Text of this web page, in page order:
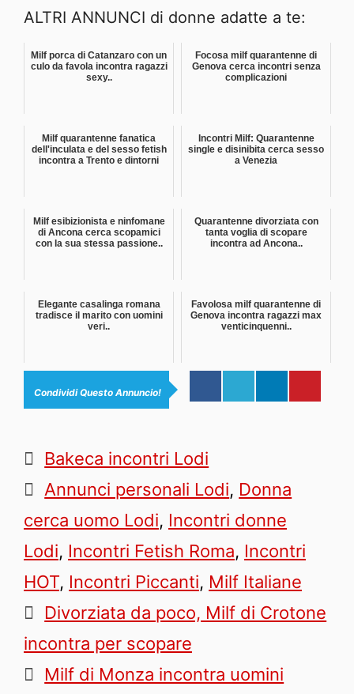
ALTRI ANNUNCI di donne adatte a te:
Milf porca di Catanzaro con un
culo da favola incontra ragazzi
sexy..
Focosa milf quarantenne di
Genova cerca incontri senza
complicazioni
Milf quarantenne fanatica
dell'inculata e del sesso fetish
incontra a Trento e dintorni
Incontri Milf: Quarantenne
single e disinibita cerca sesso
a Venezia
Milf esibizionista e ninfomane
di Ancona cerca scopamici
con la sua stessa passione..
Quarantenne divorziata con
tanta voglia di scopare
incontra ad Ancona..
Elegante casalinga romana
tradisce il marito con uomini
veri..
Favolosa milf quarantenne di
Genova incontra ragazzi max
venticinquenni..
Condividi Questo Annuncio!
Categorie
Bakeca incontri Lodi
Tag
Annunci personali Lodi, Donna
cerca uomo Lodi, Incontri donne
Lodi, Incontri Fetish Roma, Incontri
HOT, Incontri Piccanti, Milf Italiane
Divorziata da poco, Milf di Crotone
incontra per scopare
Milf di Monza incontra uomini